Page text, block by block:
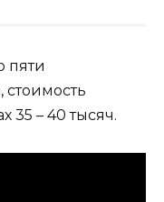
пяти
стоимость
35 – 40 тысяч.